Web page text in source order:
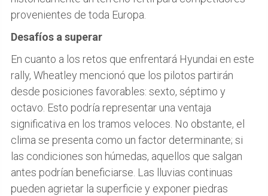
provenientes de toda Europa.
Desafíos a superar
En cuanto a los retos que enfrentará Hyundai en este
rally, Wheatley mencionó que los pilotos partirán
desde posiciones favorables: sexto, séptimo y
octavo. Esto podría representar una ventaja
significativa en los tramos veloces. No obstante, el
clima se presenta como un factor determinante; si
las condiciones son húmedas, aquellos que salgan
antes podrían beneficiarse. Las lluvias continuas
pueden agrietar la superficie y exponer piedras